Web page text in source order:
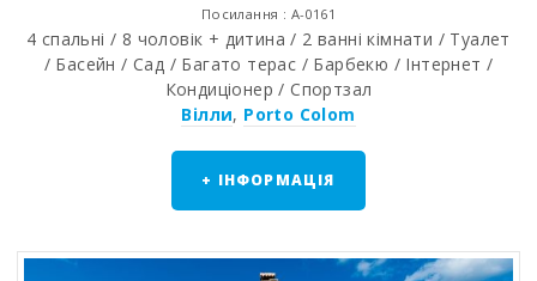
Посилання : A-0161
4 спальні / 8 чоловік + дитина / 2 ванні кімнати / Туалет
/ Басейн / Сад / Багато терас / Барбекю / Інтернет /
Кондиціонер / Спортзал
Вілли, Porto Colom
+ ІНФОРМАЦІЯ